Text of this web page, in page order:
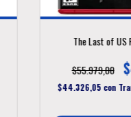
The Last of US
$55.979,00
$44.326,05 con